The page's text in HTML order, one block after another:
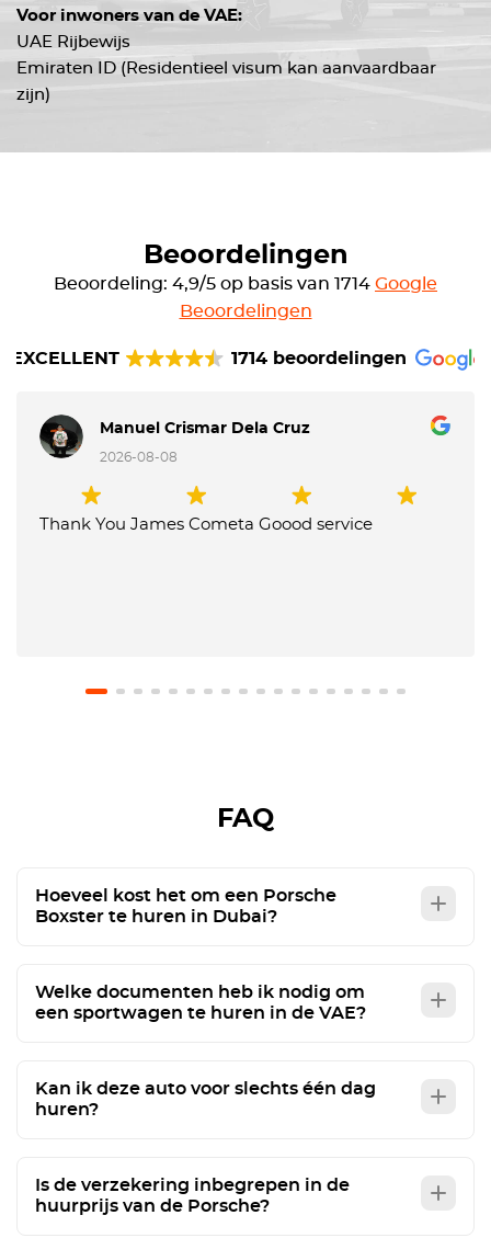
Voor inwoners van de VAE:
UAE Rijbewijs
Emiraten ID (Residentieel visum kan aanvaardbaar
zijn)
Beoordelingen
Beoordeling: 4,9/5 op basis van 1714 Google
Beoordelingen
EXCELLENT 1714 beoordelingen
Manuel Crismar Dela Cruz
2026-08-08
Thank You James Cometa Goood service
FAQ
Hoeveel kost het om een Porsche
Boxster te huren in Dubai?
Welke documenten heb ik nodig om
een sportwagen te huren in de VAE?
Kan ik deze auto voor slechts één dag
huren?
Is de verzekering inbegrepen in de
huurprijs van de Porsche?